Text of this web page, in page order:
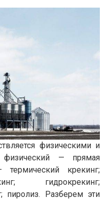
физическими и
физический — прямая
термический крекинг;
гидрокрекинг;
пиролиз. Разберем эти